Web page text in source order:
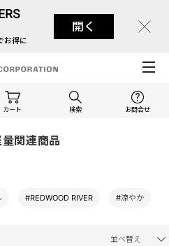
お得に
開く
カート 検索 お問合せ
関連商品
#REDWOOD RIVER #涼やか
並べ替え